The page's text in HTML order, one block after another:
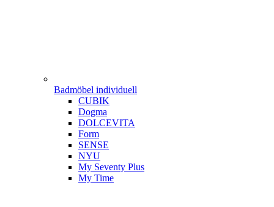
Badmöbel individuell
CUBIK
Dogma
DOLCEVITA
Form
SENSE
NYU
My Seventy Plus
My Time